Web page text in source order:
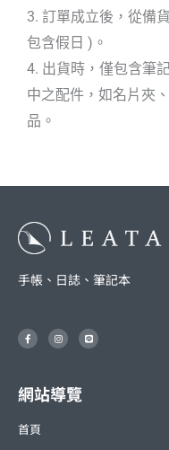
3. 訂單成立後，從備
包含假日 )。
4. 出貨時，僅包含筆
中之配件，如名片夾
品。
手帳、日誌、筆記本
F
a
c
k
-
I
n
s
r
a
m
L
i
n
網站導覽
首頁